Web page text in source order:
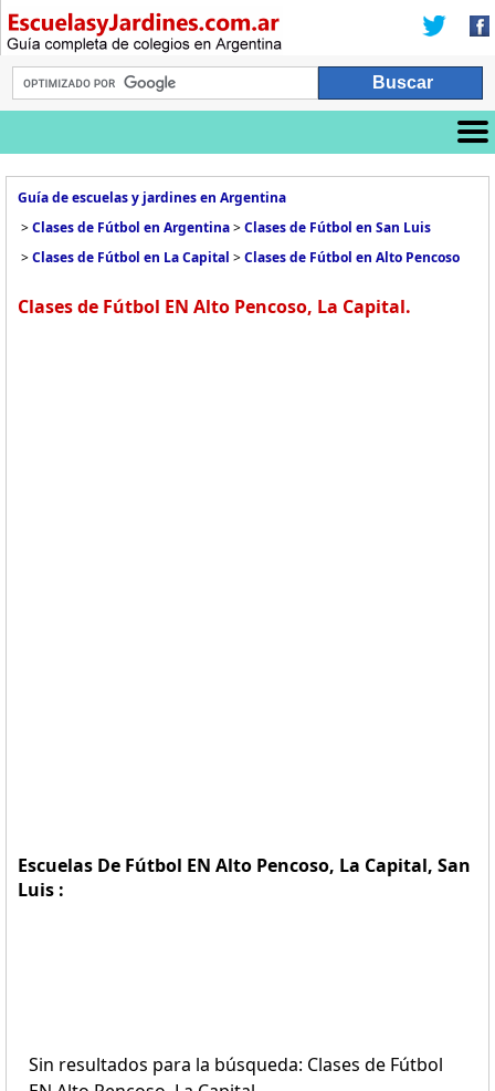
Guía de escuelas y jardines en Argentina
>Clases de Fútbol en Argentina>Clases de Fútbol en San Luis
>Clases de Fútbol en La Capital >Clases de Fútbol en Alto Pencoso
Clases de Fútbol EN Alto Pencoso, La Capital.
Escuelas De Fútbol EN Alto Pencoso, La Capital, San
Luis :
Sin resultados para la búsqueda: Clases de Fútbol